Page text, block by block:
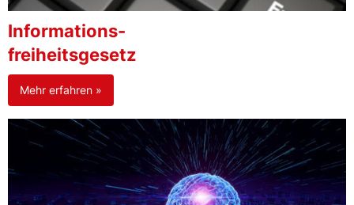
Informations-
freiheitsgesetz
Mehr erfahren »